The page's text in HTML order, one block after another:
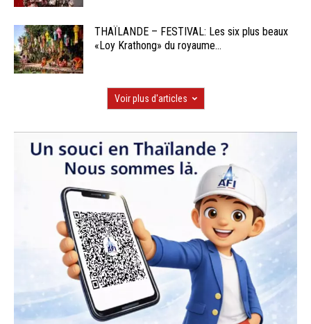
THAÏLANDE – FESTIVAL: Les six plus beaux
«Loy Krathong» du royaume...
Voir plus d'articles